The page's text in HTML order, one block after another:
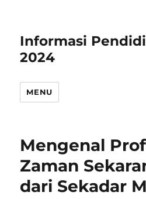
Informasi
2024
MENU
Mengenal
Zaman
dari Sekadar